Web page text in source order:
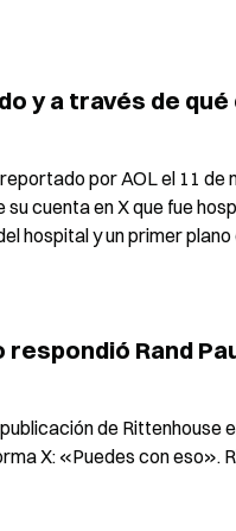
y a través de
por AOL el 11
su cuenta en X que fue
hospital y un primer
respondió Rand
de Rittenhouse
X: «Puedes con eso».